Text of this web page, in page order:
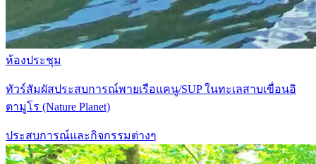
ห้องประชุม
ทัวร์สัมผัสประสบการณ์พายเรือแคนู/SUP ในทะเลสาบเขื่อนอิ
ตามูโร (Nature Planet)
ประสบการณ์และกิจกรรมต่างๆ